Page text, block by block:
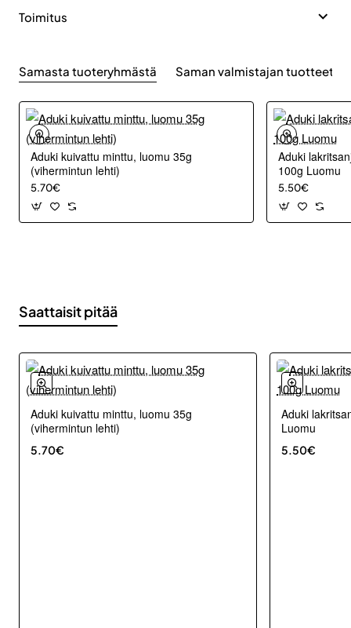
Toimitus
Samasta tuoteryhmästä Saman valmistajan tuotteet
Aduki kuivattu minttu, luomu 35g
(vihermintun lehti)
5.70€
Aduki
100g Luomu
5.50€
Saattaisit pitää
Aduki kuivattu minttu, luomu 35g
(vihermintun lehti)
5.70€
Aduki
Luomu
5.50€